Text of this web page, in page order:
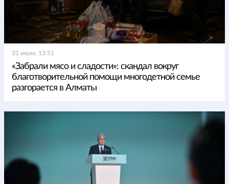
31 июля, 13:51
«Забрали мясо и сладости»: скандал вокруг
благотворительной помощи многодетной семье
разгорается в Алматы